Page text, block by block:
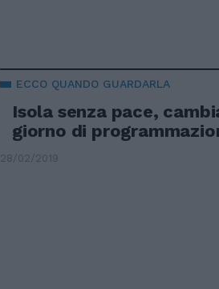
ECCO QUANDO GUARDARLA
Isola senza pace,
giorno di
28/02/2019